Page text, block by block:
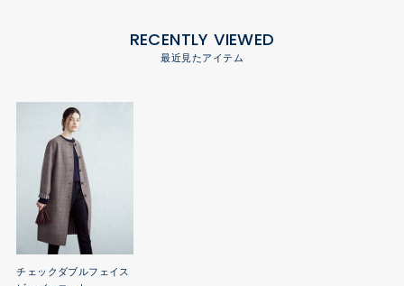
RECENTLY VIEWED
最近見たアイテム
チェックダブルフェイス